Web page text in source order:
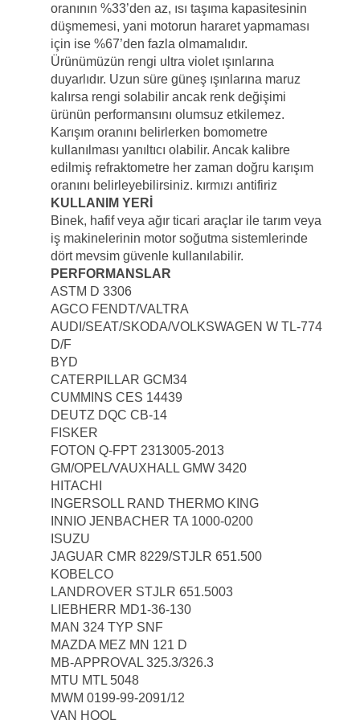
oranının %33’den az, ısı taşıma kapasitesinin
düşmemesi, yani motorun hararet yapmaması
için ise %67’den fazla olmamalıdır.
Ürünümüzün rengi ultra violet ışınlarına
duyarlıdır. Uzun süre güneş ışınlarına maruz
kalırsa rengi solabilir ancak renk değişimi
ürünün performansını olumsuz etkilemez.
Karışım oranını belirlerken bomometre
kullanılması yanıltıcı olabilir. Ancak kalibre
edilmiş refraktometre her zaman doğru karışım
oranını belirleyebilirsiniz. kırmızı antifiriz
KULLANIM YERİ
Binek, hafif veya ağır ticari araçlar ile tarım veya
iş makinelerinin motor soğutma sistemlerinde
dört mevsim güvenle kullanılabilir.
PERFORMANSLAR
ASTM D 3306
AGCO FENDT/VALTRA
AUDI/SEAT/SKODA/VOLKSWAGEN W TL-774
D/F
BYD
CATERPILLAR GCM34
CUMMINS CES 14439
DEUTZ DQC CB-14
FISKER
FOTON Q-FPT 2313005-2013
GM/OPEL/VAUXHALL GMW 3420
HITACHI
INGERSOLL RAND THERMO KING
INNIO JENBACHER TA 1000-0200
ISUZU
JAGUAR CMR 8229/STJLR 651.500
KOBELCO
LANDROVER STJLR 651.5003
LIEBHERR MD1-36-130
MAN 324 TYP SNF
MAZDA MEZ MN 121 D
MB-APPROVAL 325.3/326.3
MTU MTL 5048
MWM 0199-99-2091/12
VAN HOOL